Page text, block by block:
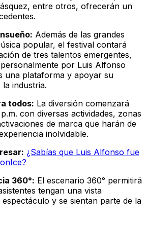
entre otros, ofrecerán un
Además de las grandes
popular, el festival contará
de tres talentos emergentes,
por Luis Alfonso
una plataforma y apoyar su
industria.
todos: La diversión comenzará
con diversas actividades, zonas
de marca que harán de
inolvidable.
¿Sabías que Luis Alfonso fue
360°: El escenario 360° permitirá
tengan una vista
espectáculo y se sientan parte de la